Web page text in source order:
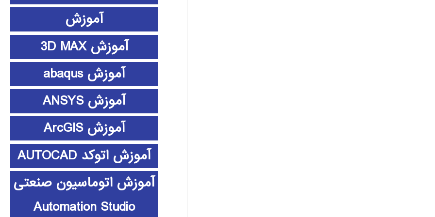
آموزش
آموزش 3D MAX
آموزش abaqus
آموزش ANSYS
آموزش ArcGIS
آموزش اتوکد AUTOCAD
آموزش اتوماسیون صنعتی
Automation Studio